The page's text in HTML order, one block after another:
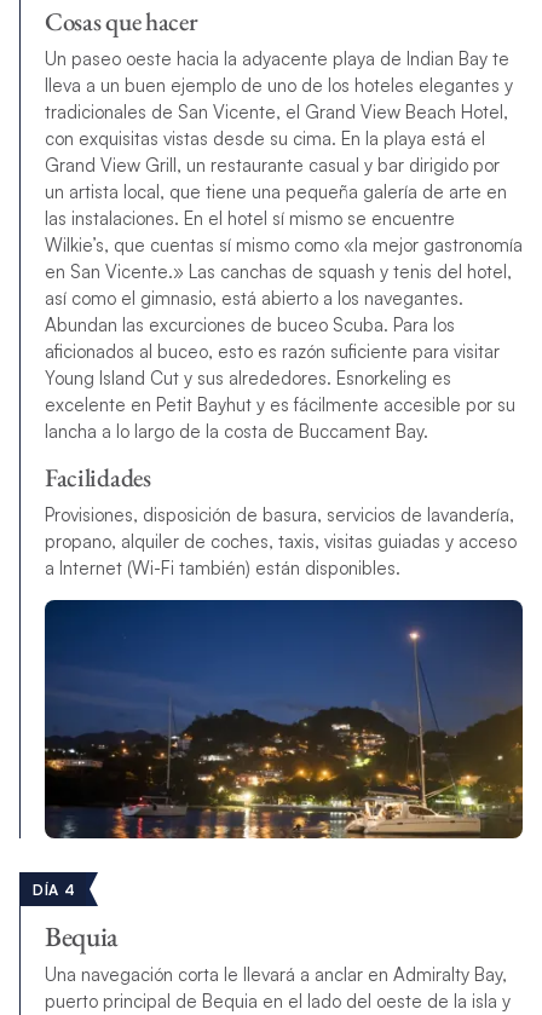
Cosas que hacer
Un paseo oeste hacia la adyacente playa de Indian Bay te
lleva a un buen ejemplo de uno de los hoteles elegantes y
tradicionales de San Vicente, el Grand View Beach Hotel,
con exquisitas vistas desde su cima. En la playa está el
Grand View Grill, un restaurante casual y bar dirigido por
un artista local, que tiene una pequeña galería de arte en
las instalaciones. En el hotel sí mismo se encuentre
Wilkie’s, que cuentas sí mismo como «la mejor gastronomía
en San Vicente.» Las canchas de squash y tenis del hotel,
así como el gimnasio, está abierto a los navegantes.
Abundan las excurciones de buceo Scuba. Para los
aficionados al buceo, esto es razón suficiente para visitar
Young Island Cut y sus alrededores. Esnorkeling es
excelente en Petit Bayhut y es fácilmente accesible por su
lancha a lo largo de la costa de Buccament Bay.
Facilidades
Provisiones, disposición de basura, servicios de lavandería,
propano, alquiler de coches, taxis, visitas guiadas y acceso
a Internet (Wi-Fi también) están disponibles.
DÍA 4
Bequia
Una navegación corta le llevará a anclar en Admiralty Bay,
puerto principal de Bequia en el lado del oeste de la isla y